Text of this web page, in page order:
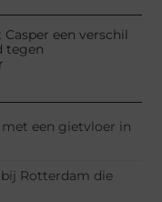
een verschil
tegen
een gietvloer in
Rotterdam die